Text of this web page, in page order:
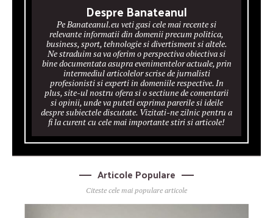
Despre Banateanul
Pe Banateanul.eu veti gasi cele mai recente si
relevante informatii din domenii precum politica,
business, sport, tehnologie si divertisment si altele.
Ne straduim sa va oferim o perspectiva obiectiva si
bine documentata asupra evenimentelor actuale, prin
intermediul articolelor scrise de jurnalisti
profesionisti si experti in domeniile respective. In
plus, site-ul nostru ofera si o sectiune de comentarii
si opinii, unde va puteti exprima parerile si ideile
despre subiectele discutate. Vizitati-ne zilnic pentru a
fi la curent cu cele mai importante stiri si articole!
Articole Populare
Citeste cele mai populare articole